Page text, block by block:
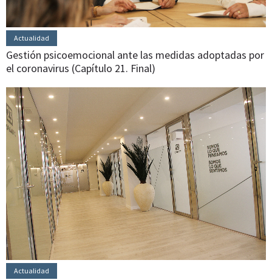
Actualidad
Gestión psicoemocional ante las medidas adoptadas por
el coronavirus (Capítulo 21. Final)
Actualidad